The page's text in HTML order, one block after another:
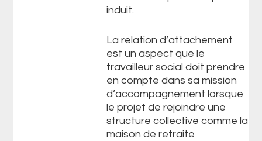
induit.
La relation d’attachement
est un aspect que le
travailleur social doit prendre
en compte dans sa mission
d’accompagnement lorsque
le projet de rejoindre une
structure collective comme la
maison de retraite